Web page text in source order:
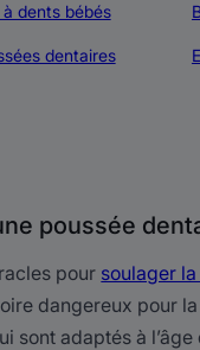
à dents bébés
dentaires
poussée
pour soulager
dangereux pour
sont adaptés à